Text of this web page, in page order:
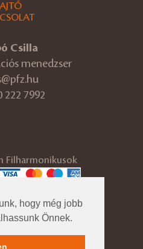
hogy még jobb
Önnek.
Csilla
menedzser
222 7992
Filharmonikusok
tájékoztató
adatok